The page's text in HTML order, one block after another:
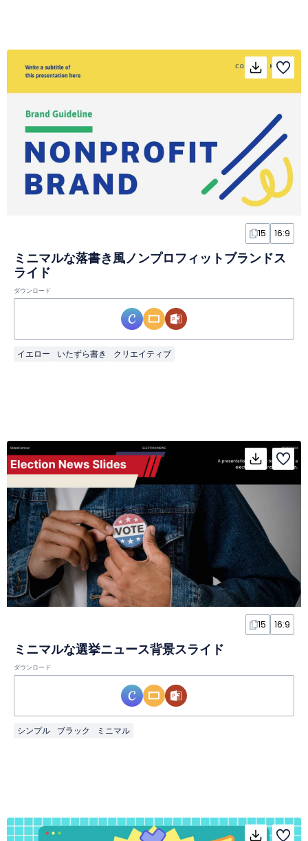
15 16:9
ミニマルな落書き風ノンプロフィットブランドス
ライド
ダウンロード
イエロー いたずら書き クリエイティブ
15 16:9
ミニマルな選挙ニュース背景スライド
ダウンロード
シンプル ブラック ミニマル